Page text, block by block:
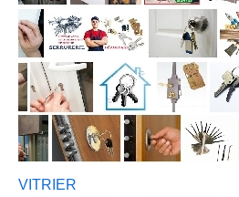
VITRIER